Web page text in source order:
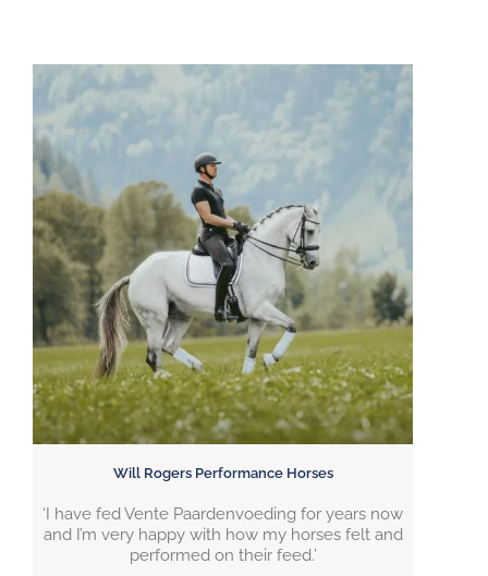
Will Rogers Performance Horses
‘I have fed Vente Paardenvoeding for years now
and I’m very happy with how my horses felt and
performed on their feed.’